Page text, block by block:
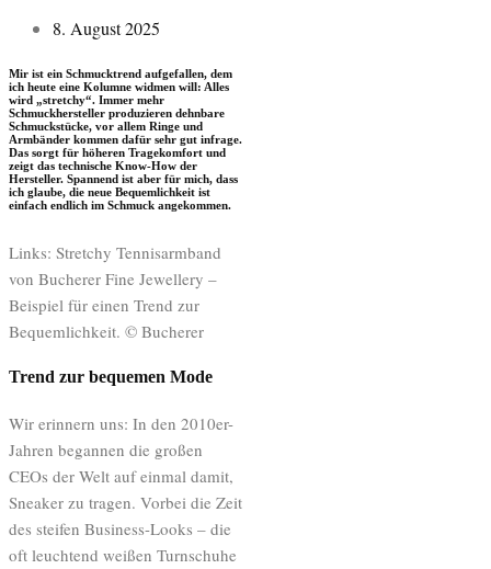
8. August 2025
Mir ist ein Schmucktrend aufgefallen, dem
ich heute eine Kolumne widmen will: Alles
wird „stretchy“. Immer mehr
Schmuckhersteller produzieren dehnbare
Schmuckstücke, vor allem Ringe und
Armbänder kommen dafür sehr gut infrage.
Das sorgt für höheren Tragekomfort und
zeigt das technische Know-How der
Hersteller. Spannend ist aber für mich, dass
ich glaube, die neue Bequemlichkeit ist
einfach endlich im Schmuck angekommen.
Links: Stretchy Tennisarmband
von Bucherer Fine Jewellery –
Beispiel für einen Trend zur
Bequemlichkeit. © Bucherer
Trend zur bequemen Mode
Wir erinnern uns: In den 2010er-
Jahren begannen die großen
CEOs der Welt auf einmal damit,
Sneaker zu tragen. Vorbei die Zeit
des steifen Business-Looks – die
oft leuchtend weißen Turnschuhe